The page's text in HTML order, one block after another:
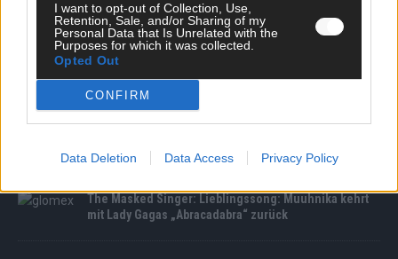
I want to opt-out of Collection, Use,
Retention, Sale, and/or Sharing of my
Personal Data that Is Unrelated with the
Purposes for which it was collected.
Opted Out
CONFIRM
Data Deletion Data Access Privacy Policy
The Masked Singer: Enthüllung: Diese Moderatorin
und Comedienne gewinnt als Muuhnika
The Masked Singer: Lieblingssong: Muuhnika kehrt
mit Lady Gagas „Abracadabra“ zurück